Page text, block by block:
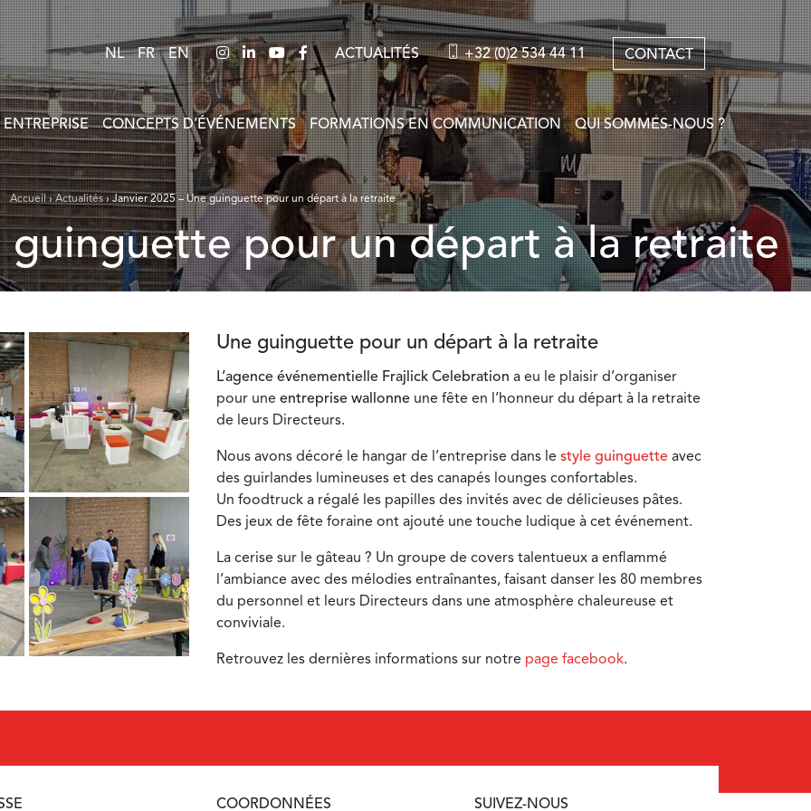
NL FR EN ACTUALITÉS +32 (0)2 534 44 11 CONTACT
CONCEPTS D’ÉVÉNEMENTS FORMATIONS EN COMMUNICATION QUI SOMMES-NOUS ?
Accueil›Actualités›Janvier 2025 – Une guinguette pour un départ à la retraite
guinguette pour un départ à la retraite
Une guinguette pour un départ à la retraite
L’agence événementielle Frajlick Celebration a eu le plaisir d’organiser
pour une entreprise wallonne une fête en l’honneur du départ à la retraite
de leurs Directeurs.
Nous avons décoré le hangar de l’entreprise dans le style guinguette avec
des guirlandes lumineuses et des canapés lounges confortables.
Un foodtruck a régalé les papilles des invités avec de délicieuses pâtes.
Des jeux de fête foraine ont ajouté une touche ludique à cet événement.
La cerise sur le gâteau ? Un groupe de covers talentueux a enflammé
l’ambiance avec des mélodies entraînantes, faisant danser les 80 membres
du personnel et leurs Directeurs dans une atmosphère chaleureuse et
conviviale.
Retrouvez les dernières informations sur notre page facebook.
COORDONNÉES SUIVEZ-NOUS